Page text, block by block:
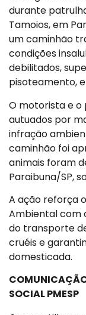
durante
Tamoios, em
um caminhão
condições
debilitados,
pisoteamento,
O motorista e
autuados por
infração
caminhão foi
animais foram
Paraibuna/SP,
A ação reforça
Ambiental com
do transporte
cruéis e
domesticada.
SOCIAL PMESP